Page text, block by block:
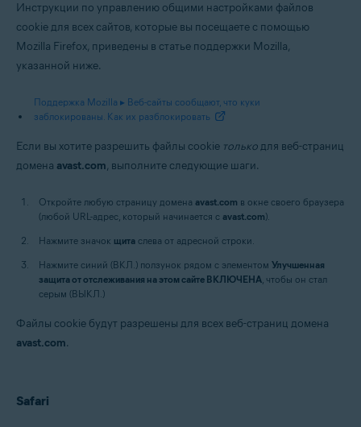
Инструкции по управлению общими настройками файлов
cookie для всех сайтов, которые вы посещаете с помощью
Mozilla Firefox, приведены в статье поддержки Mozilla,
указанной ниже.
Поддержка Mozilla ▸ Веб-сайты сообщают, что куки
заблокированы. Как их разблокировать
Если вы хотите разрешить файлы cookie толькодля веб-страниц
домена avast.com, выполните следующие шаги.
Откройте любую страницу домена avast.com в окне своего браузера
(любой URL-адрес, который начинается с avast.com).
Нажмите значок щита слева от адресной строки.
Нажмите синий (ВКЛ.) ползунок рядом с элементом Улучшенная
защита от отслеживания на этом сайте ВКЛЮЧЕНА, чтобы он стал
серым (ВЫКЛ.)
Файлы cookie будут разрешены для всех веб-страниц домена
avast.com.
Safari